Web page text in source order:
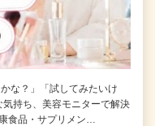
な？」「試してみたいけ
持ち、美容モニターで解決
食品・サプリメン…